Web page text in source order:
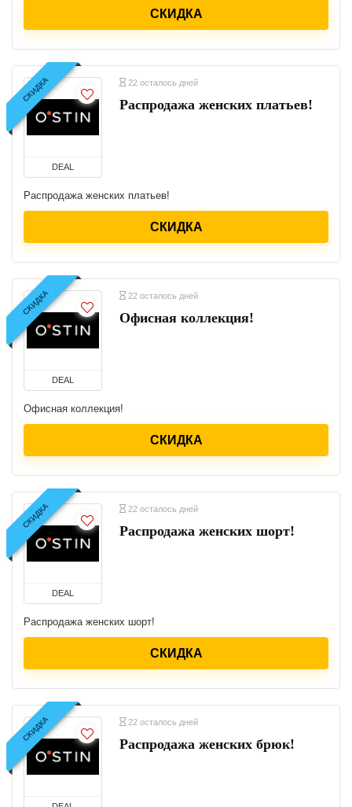
СКИДКА
СКИДКА
DEAL
22 осталось дней
Распродажа женских платьев!
Распродажа женских платьев!
СКИДКА
СКИДКА
DEAL
22 осталось дней
Офисная коллекция!
Офисная коллекция!
СКИДКА
СКИДКА
DEAL
22 осталось дней
Распродажа женских шорт!
Распродажа женских шорт!
СКИДКА
СКИДКА 22 осталось дней
Распродажа женских брюк!